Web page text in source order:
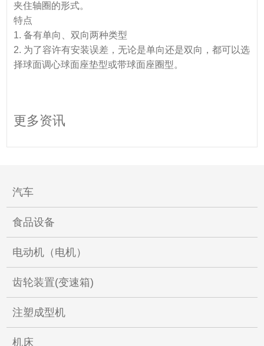
夹住轴圈的形式。
特点
1. 备有单向、双向两种类型
2. 为了容许有安装误差，无论是单向还是双向，都可以选
择球面调心球面座垫型或带球面座圈型。
更多资讯
汽车
食品设备
电动机（电机）
齿轮装置(变速箱)
注塑成型机
机床